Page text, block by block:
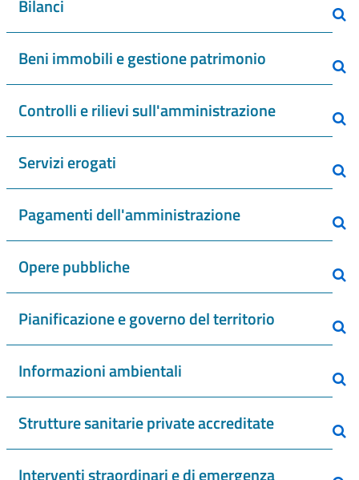
Bilanci
Beni immobili e gestione patrimonio
Controlli e rilievi sull'amministrazione
Servizi erogati
Pagamenti dell'amministrazione
Opere pubbliche
Pianificazione e governo del territorio
Informazioni ambientali
Strutture sanitarie private accreditate
Interventi straordinari e di emergenza